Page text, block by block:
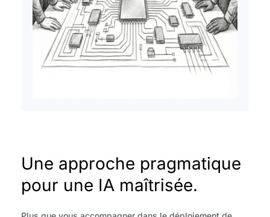
Une approche pragmatique
pour une IA maîtrisée.